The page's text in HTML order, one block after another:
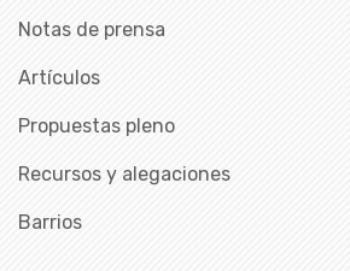
Notas de prensa
Artículos
Propuestas pleno
Recursos y alegaciones
Barrios